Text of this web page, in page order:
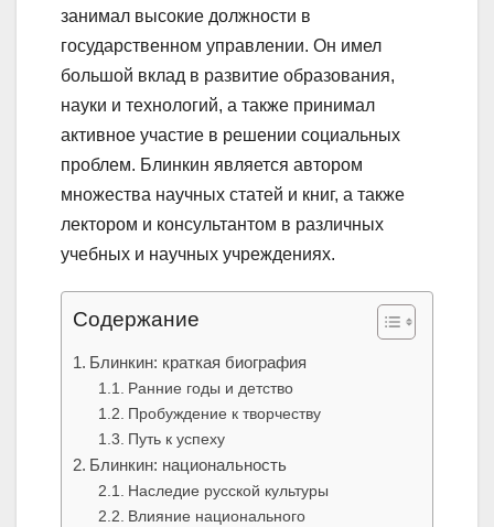
занимал высокие должности в
государственном управлении. Он имел
большой вклад в развитие образования,
науки и технологий, а также принимал
активное участие в решении социальных
проблем. Блинкин является автором
множества научных статей и книг, а также
лектором и консультантом в различных
учебных и научных учреждениях.
Содержание
Блинкин: краткая биография
Ранние годы и детство
Пробуждение к творчеству
Путь к успеху
Блинкин: национальность
Наследие русской культуры
Влияние национального